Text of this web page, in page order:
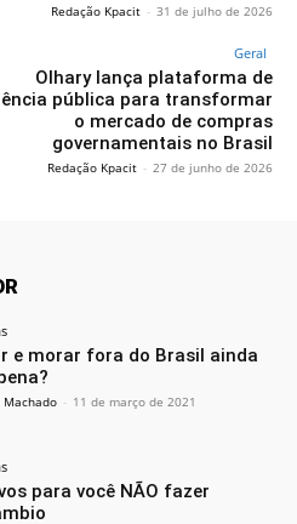
Redação Kpacit - 31 de julho de 2026
Geral
Olhary lança plataforma de
pública para transformar
o mercado de compras
governamentais no Brasil
Redação Kpacit - 27 de junho de 2026
e morar fora do Brasil ainda
Machado - 11 de março de 2021
para você NÃO fazer